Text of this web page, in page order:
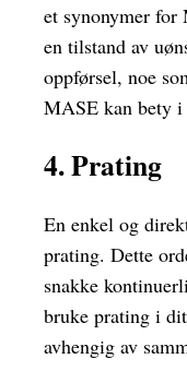
et synonymer
en tilstand av
oppførsel, noe
MASE kan bety i
4. Prating
En enkel og
prating. Dette
snakke
bruke prating i
avhengig av